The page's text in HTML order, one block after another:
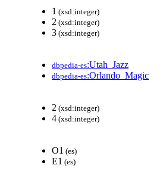
1 (xsd:integer)
2 (xsd:integer)
3 (xsd:integer)
dbpedia-es:Utah_Jazz
dbpedia-es:Orlando_Magic
2 (xsd:integer)
4 (xsd:integer)
O1 (es)
E1 (es)